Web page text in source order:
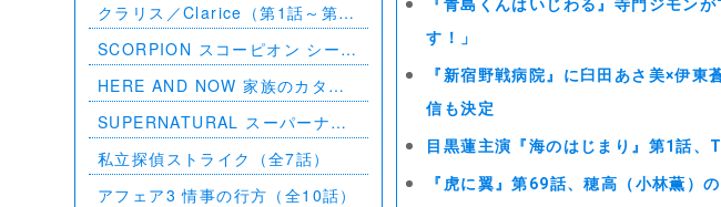
『青島くんはいじわる』寺門ジモン
す！」
『新宿野戦病院』に臼田あさ美×伊
信も決定
目黒蓮主演『海のはじまり』第1話
『虎に翼』第69話、穂高（小林薫）
クラリス／Clarice（第1話～第9
話）
SCORPION スコーピオン シーズ
ン1（第1話～第21話）
HERE AND NOW 家族のカタチ
（全10話）
SUPERNATURAL スーパーナチ
ュラル シーズン11（全23話）
私立探偵ストライク（全7話）
アフェア3 情事の行方（全10話）